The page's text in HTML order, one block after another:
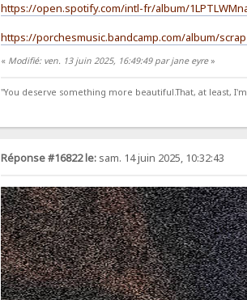
https://open.spotify.com/intl-fr/album/
https://porchesmusic.bandcamp.com/album/
« Modifié: ven. 13 juin 2025, 16:49:49 par jane eyre»
"You deserve something more beautiful.That, at least,
Réponse #16822 le: sam. 14 juin 2025, 10:32:43